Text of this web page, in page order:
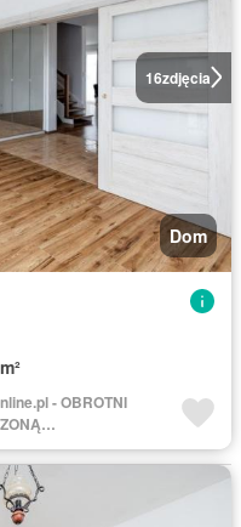
16zdjęcia
Dom
- OBROTNI